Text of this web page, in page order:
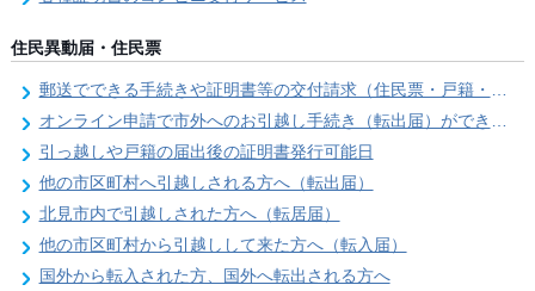
住民異動届・住民票
郵送でできる手続きや証明書等の交付請求（住民票・戸籍・国民年金関係）
オンライン申請で市外へのお引越し手続き（転出届）ができます
引っ越しや戸籍の届出後の証明書発行可能日
他の市区町村へ引越しされる方へ（転出届）
北見市内で引越しされた方へ（転居届）
他の市区町村から引越しして来た方へ（転入届）
国外から転入された方、国外へ転出される方へ